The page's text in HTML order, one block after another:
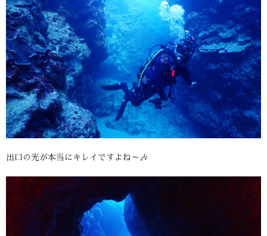
出口の光が本当にキレイですよね～🎶